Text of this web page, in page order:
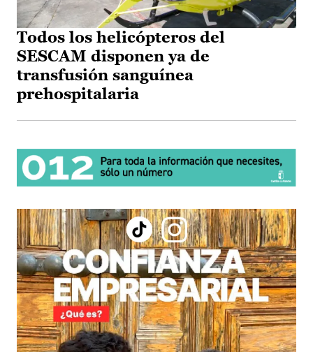
Todos los helicópteros del
SESCAM disponen ya de
transfusión sanguínea
prehospitalaria